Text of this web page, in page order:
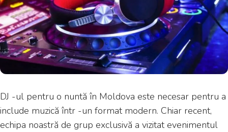
DJ -ul pentru o nuntă în Moldova este necesar pentru a
include muzică într -un format modern. Chiar recent,
echipa noastră de grup exclusivă a vizitat evenimentul